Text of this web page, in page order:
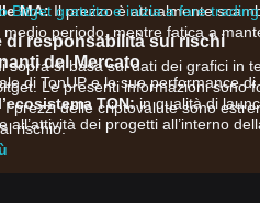
MA:Il prezzo è attualmente
medio periodo, mentre fatica a
del Mercato
di TonUP e le sue performance
TON:in qualità di
all’attività dei progetti all’interno
di scambi:
le recenti
Bitget gratuito e inizia a fare
di responsabilità sui rischi
sopra si basa sui dati dei grafici in
Le presenti informazioni sono
I prezzi delle criptovalute sono
rischio.